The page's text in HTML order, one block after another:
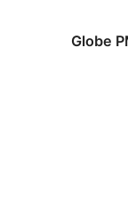
Globe